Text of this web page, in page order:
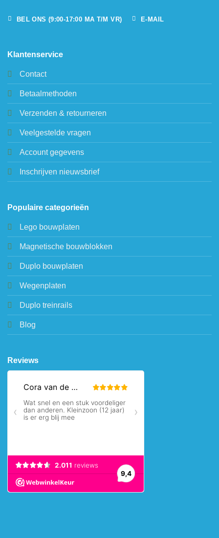
BEL ONS (9:00-17:00 MA T/M VR) E-MAIL
Klantenservice
Contact
Betaalmethoden
Verzenden & retourneren
Veelgestelde vragen
Account gegevens
Inschrijven nieuwsbrief
Populaire categorieën
Lego bouwplaten
Magnetische bouwblokken
Duplo bouwplaten
Wegenplaten
Duplo treinrails
Blog
Reviews